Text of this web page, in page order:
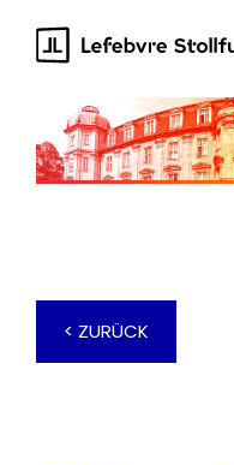
springen
< ZURÜCK